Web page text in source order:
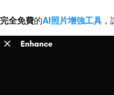
完全免費的AI照片增強工具